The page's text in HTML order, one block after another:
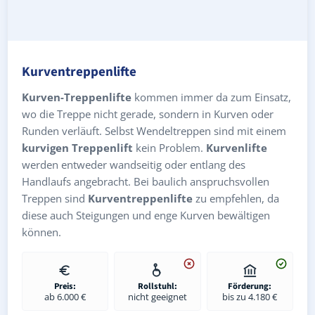
Kurventreppenlifte
Kurven-Treppenlifte kommen immer da zum Einsatz,
wo die Treppe nicht gerade, sondern in Kurven oder
Runden verläuft. Selbst Wendeltreppen sind mit einem
kurvigen Treppenlift kein Problem. Kurvenlifte
werden entweder wandseitig oder entlang des
Handlaufs angebracht. Bei baulich anspruchsvollen
Treppen sind Kurventreppenlifte zu empfehlen, da
diese auch Steigungen und enge Kurven bewältigen
können.
Preis:
ab 6.000 €
Rollstuhl:
nicht geeignet
Förderung:
bis zu 4.180 €